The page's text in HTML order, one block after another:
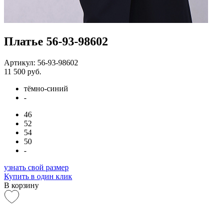
Платье 56-93-98602
Артикул: 56-93-98602
11 500 руб.
тёмно-синий
-
46
52
54
50
-
узнать свой размер
Купить в один клик
В корзину